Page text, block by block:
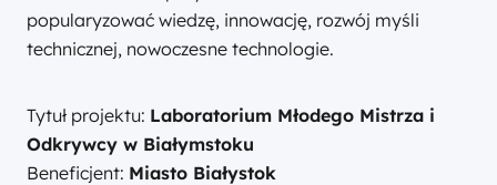
popularyzować wiedzę, innowację, rozwój myśli
technicznej, nowoczesne technologie.
Tytuł projektu: Laboratorium Młodego Mistrza i
Odkrywcy w Białymstoku
Beneficjent: Miasto Białystok